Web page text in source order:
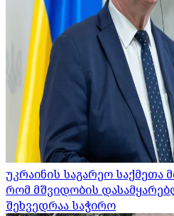
უკრაინის საგარეო საქმეთა
რომ მშვიდობის
შეხვედრაა საჭირო